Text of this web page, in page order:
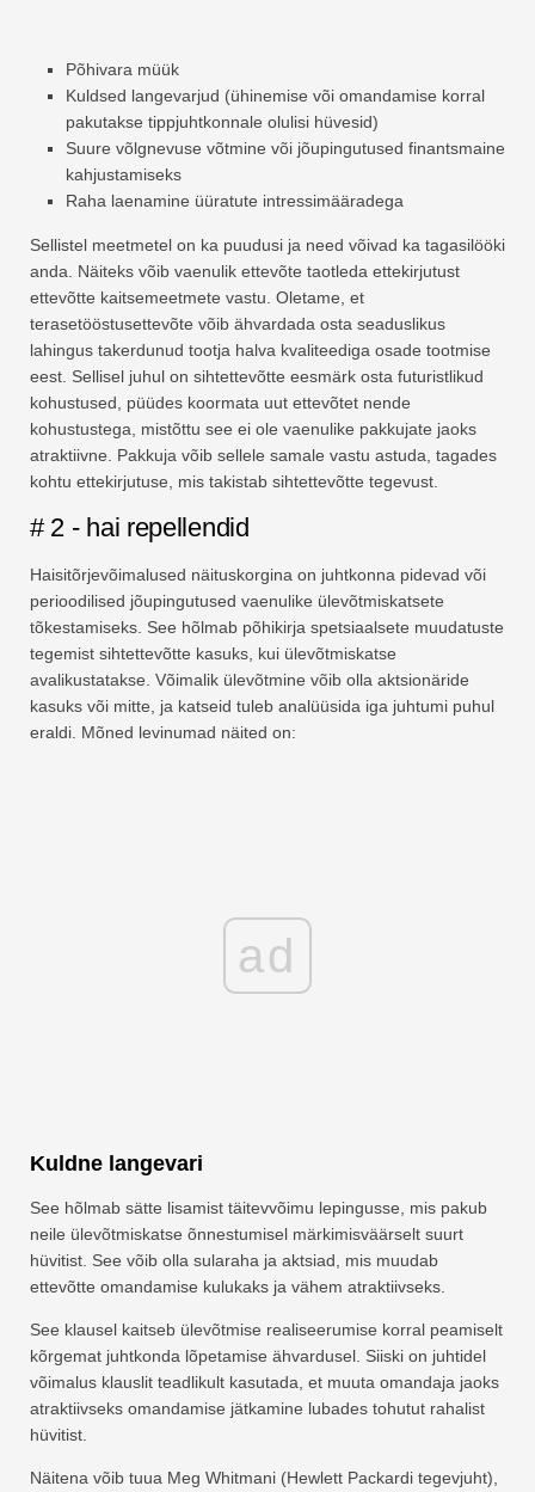
Põhivara müük
Kuldsed langevarjud (ühinemise või omandamise korral
pakutakse tippjuhtkonnale olulisi hüvesid)
Suure võlgnevuse võtmine või jõupingutused finantsmaine
kahjustamiseks
Raha laenamine üüratute intressimääradega
Sellistel meetmetel on ka puudusi ja need võivad ka tagasilööki
anda. Näiteks võib vaenulik ettevõte taotleda ettekirjutust
ettevõtte kaitsemeetmete vastu. Oletame, et
terasetööstusettevõte võib ähvardada osta seaduslikus
lahingus takerdunud tootja halva kvaliteediga osade tootmise
eest. Sellisel juhul on sihtettevõtte eesmärk osta futuristlikud
kohustused, püüdes koormata uut ettevõtet nende
kohustustega, mistõttu see ei ole vaenulike pakkujate jaoks
atraktiivne. Pakkuja võib sellele samale vastu astuda, tagades
kohtu ettekirjutuse, mis takistab sihtettevõtte tegevust.
# 2 - hai repellendid
Haisitõrjevõimalused näituskorgina on juhtkonna pidevad või
perioodilised jõupingutused vaenulike ülevõtmiskatsete
tõkestamiseks. See hõlmab põhikirja spetsiaalsete muudatuste
tegemist sihtettevõtte kasuks, kui ülevõtmiskatse
avalikustatakse. Võimalik ülevõtmine võib olla aktsionäride
kasuks või mitte, ja katseid tuleb analüüsida iga juhtumi puhul
eraldi. Mõned levinumad näited on:
ad
Kuldne langevari
See hõlmab sätte lisamist täitevvõimu lepingusse, mis pakub
neile ülevõtmiskatse õnnestumisel märkimisväärselt suurt
hüvitist. See võib olla sularaha ja aktsiad, mis muudab
ettevõtte omandamise kulukaks ja vähem atraktiivseks.
See klausel kaitseb ülevõtmise realiseerumise korral peamiselt
kõrgemat juhtkonda lõpetamise ähvardusel. Siiski on juhtidel
võimalus klauslit teadlikult kasutada, et muuta omandaja jaoks
atraktiivseks omandamise jätkamine lubades tohutut rahalist
hüvitist.
Näitena võib tuua Meg Whitmani (Hewlett Packardi tegevjuht),